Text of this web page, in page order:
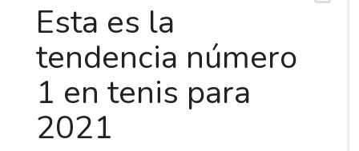
Esta es la
tendencia número
1 en tenis para
2021